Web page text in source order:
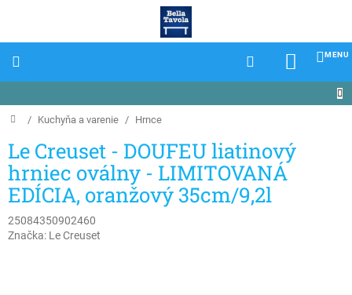
Domov
/ Kuchyňa a varenie / Hrnce
Le Creuset - DOUFEU liatinový
hrniec oválny - LIMITOVANÁ
EDÍCIA, oranžový 35cm/9,2l
25084350902460
Značka: Le Creuset